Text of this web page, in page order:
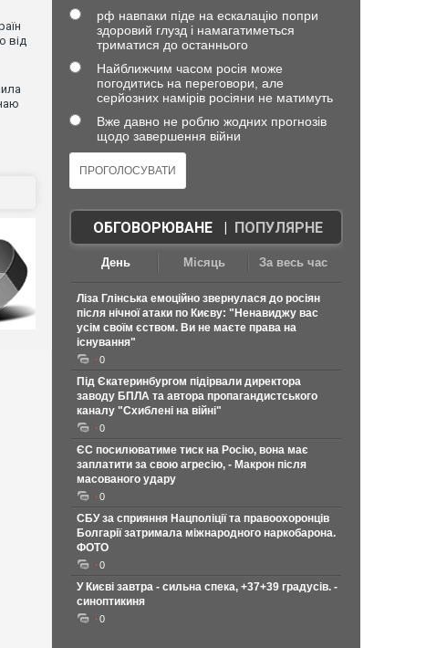
від
рф навпаки піде на ескалацію попри
здоровий глузд і намагатиметься
триматися до останнього
Найближчим часом росія може
погодитись на переговори, але
серйозних намірів росіяни не матимуть
Вже давно не роблю жодних прогнозів
щодо завершення війни
ОБГОВОРЮВАНЕ| ПОПУЛЯРНЕ
День Місяць За весь час
Ліза Глінська емоційно звернулася до росіян
після нічної атаки по Києву: "Ненавиджу вас
усім своїм єством. Ви не маєте права на
існування"
0
Під Єкатеринбургом підірвали директора
заводу БПЛА та автора пропагандистського
каналу "Схиблені на війні"
0
ЄС посилюватиме тиск на Росію, вона має
заплатити за свою агресію, - Макрон після
масованого удару
0
СБУ за сприяння Нацполіції та правоохоронців
Болгарії затримала міжнародного наркобарона.
ФОТО
0
У Києві завтра - сильна спека, +37+39 градусів. -
синоптикиня
0